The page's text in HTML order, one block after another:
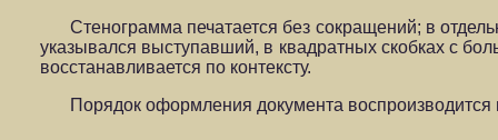
Стенограмма печатается без сокращений; в
указывался выступавший, в квадратных скобках с
восстанавливается по контексту.
Порядок оформления документа воспроизводится